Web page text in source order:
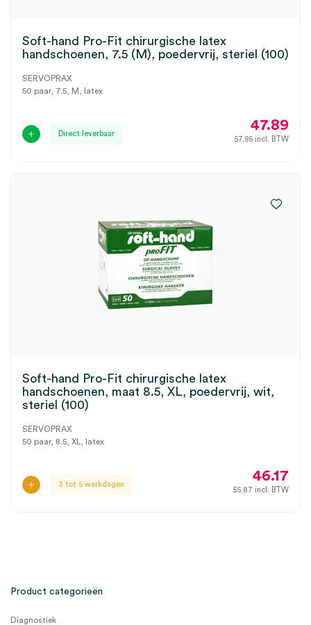
Soft-hand Pro-Fit chirurgische latex
handschoenen, 7.5 (M), poedervrij, steriel (100)
SERVOPRAX
50 paar, 7.5, M, latex
Direct leverbaar
47.89
57.95 incl. BTW
Soft-hand Pro-Fit chirurgische latex
handschoenen, maat 8.5, XL, poedervrij, wit,
steriel (100)
SERVOPRAX
50 paar, 8.5, XL, latex
3 tot 5 werkdagen
46.17
55.87 incl. BTW
Product categorieën
Diagnostiek